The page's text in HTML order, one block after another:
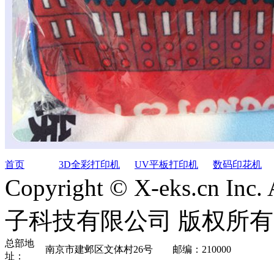
首页 3D全彩打印机 UV平板打印机 数码印花机
Copyright © X-eks.cn Inc.
子科技有限公司 版权所有
总部地
址：
南京市建邺区文体村26号 邮编：210000